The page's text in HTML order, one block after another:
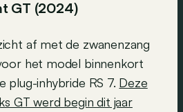
GT (2024)
af met de zwanenzang
het model binnenkort
inhybride RS 7. Deze
GT werd begin dit jaar